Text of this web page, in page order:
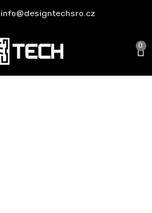
info@designtechsro.cz
0